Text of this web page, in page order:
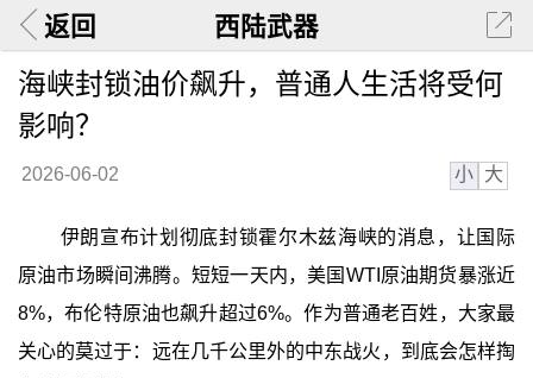
返回 西陆武器
海峡封锁油价飙升，普通人生活将受何
影响？
2026-06-02 小 大
伊朗宣布计划彻底封锁霍尔木兹海峡的消息，让国际
原油市场瞬间沸腾。短短一天内，美国WTI原油期货暴涨近
8%，布伦特原油也飙升超过6%。作为普通老百姓，大家最
关心的莫过于：远在几千公里外的中东战火，到底会怎样掏